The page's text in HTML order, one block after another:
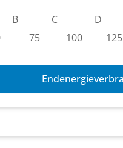
B C D
75 100 125